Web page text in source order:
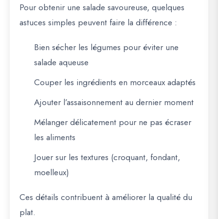
Pour obtenir une salade savoureuse, quelques
astuces simples peuvent faire la différence :
Bien sécher les légumes pour éviter une
salade aqueuse
Couper les ingrédients en morceaux adaptés
Ajouter l’assaisonnement au dernier moment
Mélanger délicatement pour ne pas écraser
les aliments
Jouer sur les textures (croquant, fondant,
moelleux)
Ces détails contribuent à améliorer la qualité du
plat.